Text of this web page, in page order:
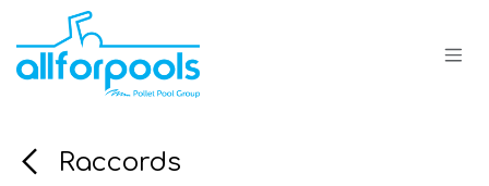
Se rendre au contenu
Raccords